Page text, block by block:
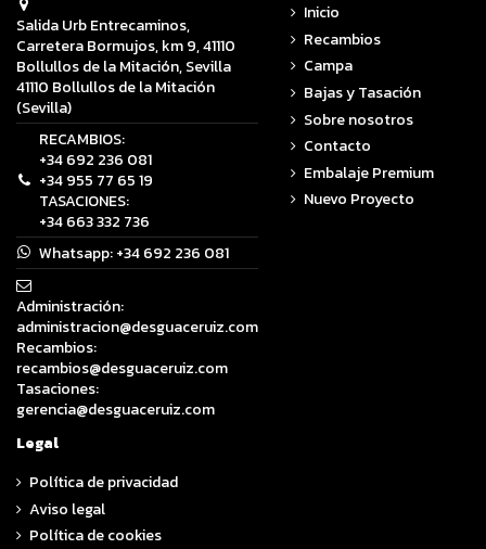
Salida Urb Entrecaminos,
Carretera Bormujos, km 9, 41110
Bollullos de la Mitación, Sevilla
41110 Bollullos de la Mitación
(Sevilla)
RECAMBIOS:
+34 692 236 081
+34 955 77 65 19
TASACIONES:
+34 663 332 736
Whatsapp:+34 692 236 081
Administración:
administracion@desguaceruiz.com
Recambios:
recambios@desguaceruiz.com
Tasaciones:
gerencia@desguaceruiz.com
Inicio
Recambios
Campa
Bajas y Tasación
Sobre nosotros
Contacto
Embalaje Premium
Nuevo Proyecto
Legal
Política de privacidad
Aviso legal
Política de cookies